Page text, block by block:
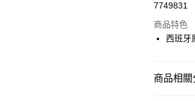
Apple Pay
AFTEE先
7749831
商品特色
西班牙
商品相關